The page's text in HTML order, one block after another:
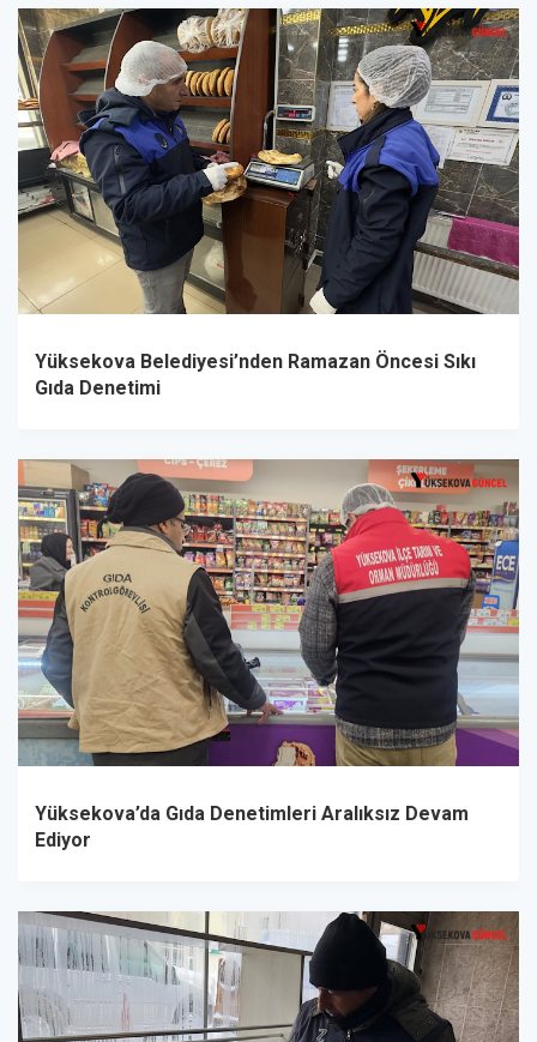
Yüksekova Belediyesi’nden Ramazan Öncesi Sıkı
Gıda Denetimi
Yüksekova’da Gıda Denetimleri Aralıksız Devam
Ediyor